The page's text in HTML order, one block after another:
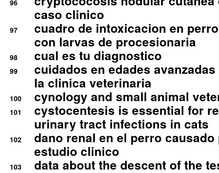
96
caso clinico
97
cuadro de intoxicacion en
con larvas de procesionaria
98 cual es tu diagnostico
99
cuidados en edades
la clinica veterinaria
100 cynology and small animal
101
cystocentesis is essential for
urinary tract infections in cats
102
dano renal en el perro
estudio clinico
103 data about the descent of the